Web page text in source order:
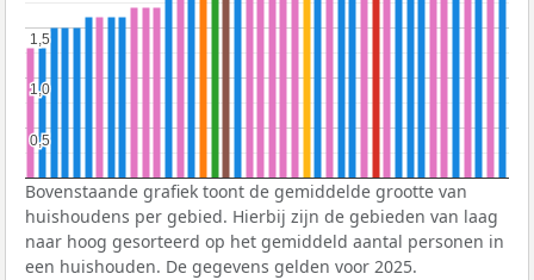
0,5
0,5
1,0
1,0
1,5
1,5
Bovenstaande grafiek toont de gemiddelde grootte van
huishoudens per gebied. Hierbij zijn de gebieden van laag
naar hoog gesorteerd op het gemiddeld aantal personen in
een huishouden. De gegevens gelden voor 2025.